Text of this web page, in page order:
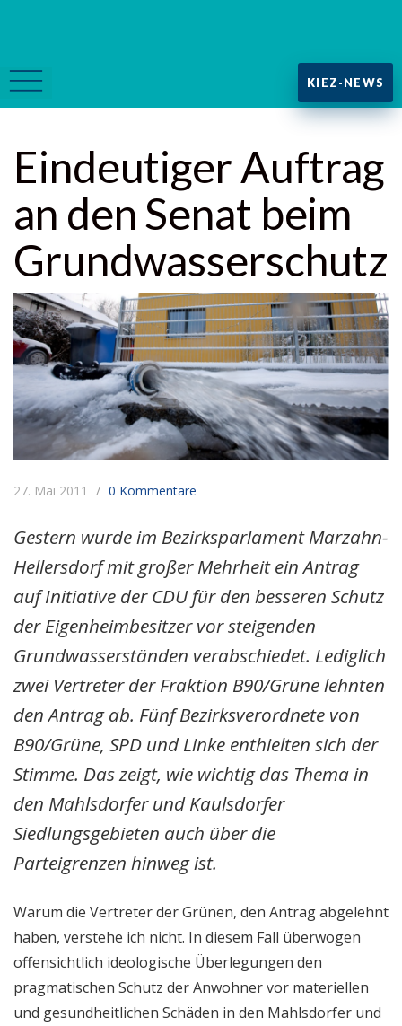
KIEZ-NEWS
Eindeutiger Auftrag
an den Senat beim
Grundwasserschutz
27. Mai 2011 0 Kommentare
Gestern wurde im Bezirksparlament Marzahn-
Hellersdorf mit großer Mehrheit ein Antrag
auf Initiative der CDU für den besseren Schutz
der Eigenheimbesitzer vor steigenden
Grundwasserständen verabschiedet. Lediglich
zwei Vertreter der Fraktion B90/Grüne lehnten
den Antrag ab. Fünf Bezirksverordnete von
B90/Grüne, SPD und Linke enthielten sich der
Stimme. Das zeigt, wie wichtig das Thema in
den Mahlsdorfer und Kaulsdorfer
Siedlungsgebieten auch über die
Parteigrenzen hinweg ist.
Warum die Vertreter der Grünen, den Antrag abgelehnt
haben, verstehe ich nicht. In diesem Fall überwogen
offensichtlich ideologische Überlegungen den
pragmatischen Schutz der Anwohner vor materiellen
und gesundheitlichen Schäden in den Mahlsdorfer und